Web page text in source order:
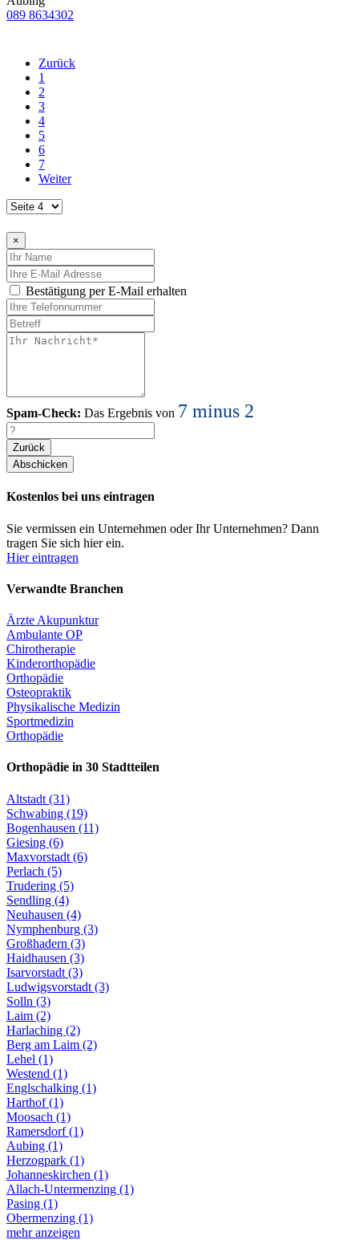
089 8634302
Zurück
1
2
3
4
5
6
7
Weiter
×
Bestätigung per E-Mail erhalten
Spam-Check: Das Ergebnis von 7 minus 2
Zurück
Kostenlos bei uns eintragen
Sie vermissen ein Unternehmen oder Ihr Unternehmen? Dann
tragen Sie sich hier ein.
Hier eintragen
Verwandte Branchen
Ärzte Akupunktur
Ambulante OP
Chirotherapie
Kinderorthopädie
Orthopädie
Osteopraktik
Physikalische Medizin
Sportmedizin
Orthopädie
Orthopädie in 30 Stadtteilen
Altstadt (31)
Schwabing (19)
Bogenhausen (11)
Giesing (6)
Maxvorstadt (6)
Perlach (5)
Trudering (5)
Sendling (4)
Neuhausen (4)
Nymphenburg (3)
Großhadern (3)
Haidhausen (3)
Isarvorstadt (3)
Ludwigsvorstadt (3)
Solln (3)
Laim (2)
Harlaching (2)
Berg am Laim (2)
Lehel (1)
Westend (1)
Englschalking (1)
Harthof (1)
Moosach (1)
Ramersdorf (1)
Aubing (1)
Herzogpark (1)
Johanneskirchen (1)
Allach-Untermenzing (1)
Pasing (1)
Obermenzing (1)
mehr anzeigen